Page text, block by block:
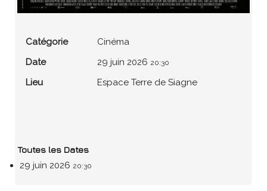
Catégorie
Cinéma
Date
29 juin 2026 20:30
Lieu Espace Terre de Siagne
Toutes les Dates
29 juin 2026 20:30